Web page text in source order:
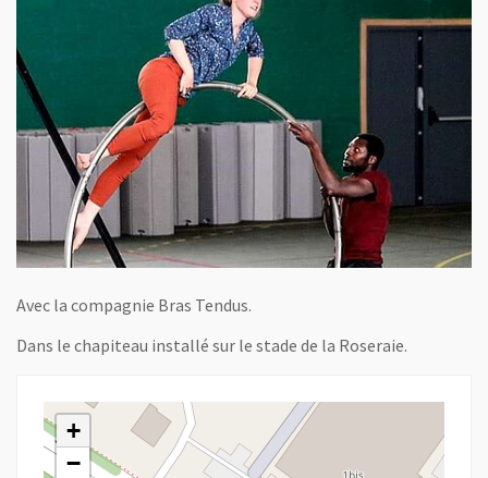
Avec la compagnie Bras Tendus.
Dans le chapiteau installé sur le stade de la Roseraie.
+
−